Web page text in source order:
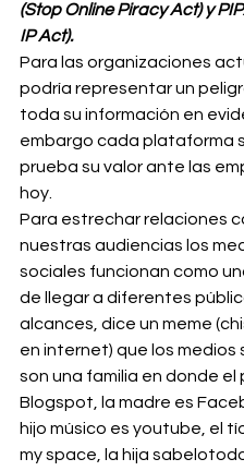
(Stop Online Piracy Act) y
IP Act).
Para las organizaciones
podría representar un
toda su información en
embargo cada plataforma
prueba su valor ante las
hoy.
Para estrechar relaciones
nuestras audiencias los
sociales funcionan como
de llegar a diferentes
alcances, dice un meme
en internet) que los medios
son una familia en donde el
Blogspot, la madre es
hijo músico es youtube, el
my space, la hija